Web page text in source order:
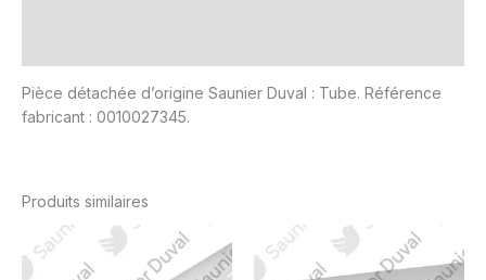
Pièce détachée d’origine Saunier Duval : Tube. Référence
fabricant : 0010027345.
Produits similaires